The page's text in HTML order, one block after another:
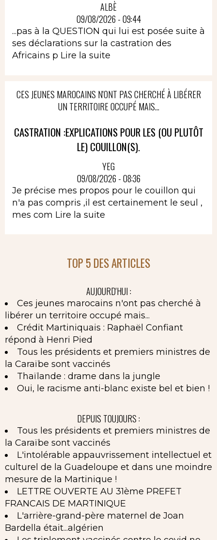
ALBÈ
09/08/2026 - 09:44
...pas à la QUESTION qui lui est posée suite à
ses déclarations sur la castration des
Africains p Lire la suite
CES JEUNES MAROCAINS N'ONT PAS CHERCHÉ À LIBÉRER
UN TERRITOIRE OCCUPÉ MAIS...
CASTRATION :EXPLICATIONS POUR LES (OU PLUTÔT
LE) COUILLON(S).
YEG
09/08/2026 - 08:36
Je précise mes propos pour le couillon qui
n'a pas compris ,il est certainement le seul ,
mes com Lire la suite
TOP 5 DES ARTICLES
AUJOURD'HUI :
Ces jeunes marocains n'ont pas cherché à
libérer un territoire occupé mais...
Crédit Martiniquais : Raphaël Confiant
répond à Henri Pied
Tous les présidents et premiers ministres de
la Caraïbe sont vaccinés
Thaïlande : drame dans la jungle
Oui, le racisme anti-blanc existe bel et bien !
DEPUIS TOUJOURS :
Tous les présidents et premiers ministres de
la Caraïbe sont vaccinés
L'intolérable appauvrissement intellectuel et
culturel de la Guadeloupe et dans une moindre
mesure de la Martinique !
LETTRE OUVERTE AU 31ème PREFET
FRANCAIS DE MARTINIQUE
L'arrière-grand-père maternel de Joan
Bardella était...algérien